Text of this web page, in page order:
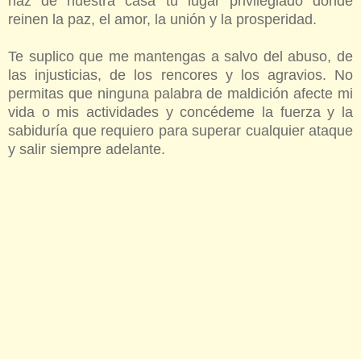
reinen la paz, el amor, la unión y la prosperidad.
Te suplico que me mantengas a salvo del abuso, de
las injusticias, de los rencores y los agravios. No
permitas que ninguna palabra de maldición afecte mi
vida o mis actividades y concédeme la fuerza y la
sabiduría que requiero para superar cualquier ataque
y salir siempre adelante.